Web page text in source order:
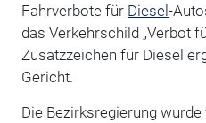
Fahrverbote für Diesel-
das Verkehrschild „Verbot
Zusatzzeichen für Diesel
Gericht.
Die Bezirksregierung wurde